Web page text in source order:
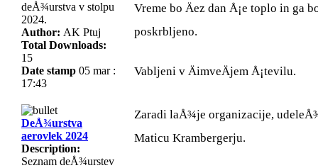
deÅ¾urstva v stolpu
2024.
Author: AK Ptuj
Total Downloads:
15
Date stamp 05 mar :
17:43
DeÅ¾urstva
aerovlek 2024
Description:
Seznam deÅ¾urstev
Vreme bo Äez dan Å¡e toplo in ga
poskrbljeno.
Vabljeni v ÄimveÄjem Å¡tevilu.
Zaradi laÅ¾je organizacije,
Maticu Krambergerju.